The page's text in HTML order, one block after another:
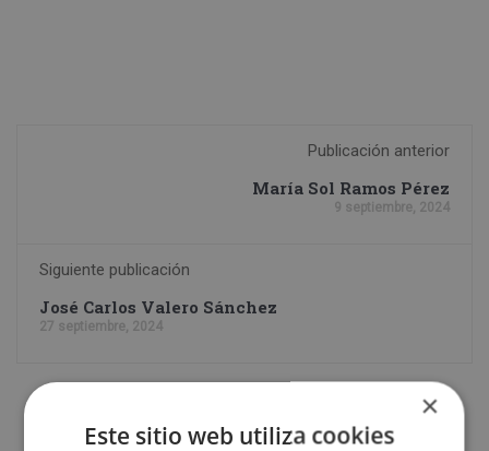
Publicación anterior
María Sol Ramos Pérez
9 septiembre, 2024
Siguiente publicación
José Carlos Valero Sánchez
27 septiembre, 2024
×
Este sitio web utiliza cookies